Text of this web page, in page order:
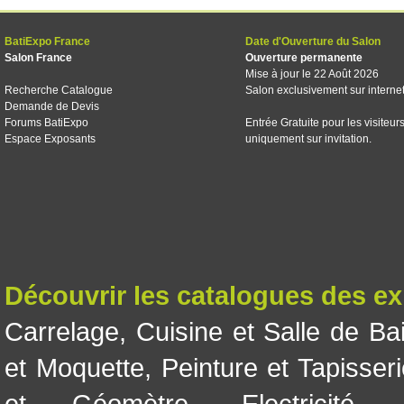
BatiExpo France
Salon France
Recherche Catalogue
Demande de Devis
Forums BatiExpo
Espace Exposants
Date d'Ouverture du Salon
Ouverture permanente
Mise à jour le 22 Août 2026
Salon exclusivement sur internet
Entrée Gratuite pour les visiteurs
uniquement sur invitation.
Découvrir les catalogues des
Carrelage, Cuisine et Salle de
et Moquette, Peinture et